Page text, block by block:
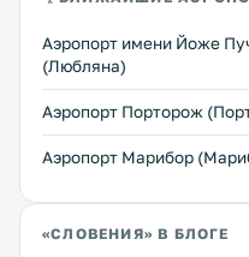
разбит тихий сад с видом на
горный хребет Мартулжска. .
Перейти →
Аэропорт имени Йоже
(Любляна)
Аэропорт Порторож
Аэропорт Марибор
«СЛОВЕНИЯ» В БЛОГЕ